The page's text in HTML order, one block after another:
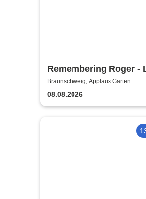
Remembering Roger -
Krajenski Big Band
Madani
Braunschweig, Applaus Garten
08.08.2026